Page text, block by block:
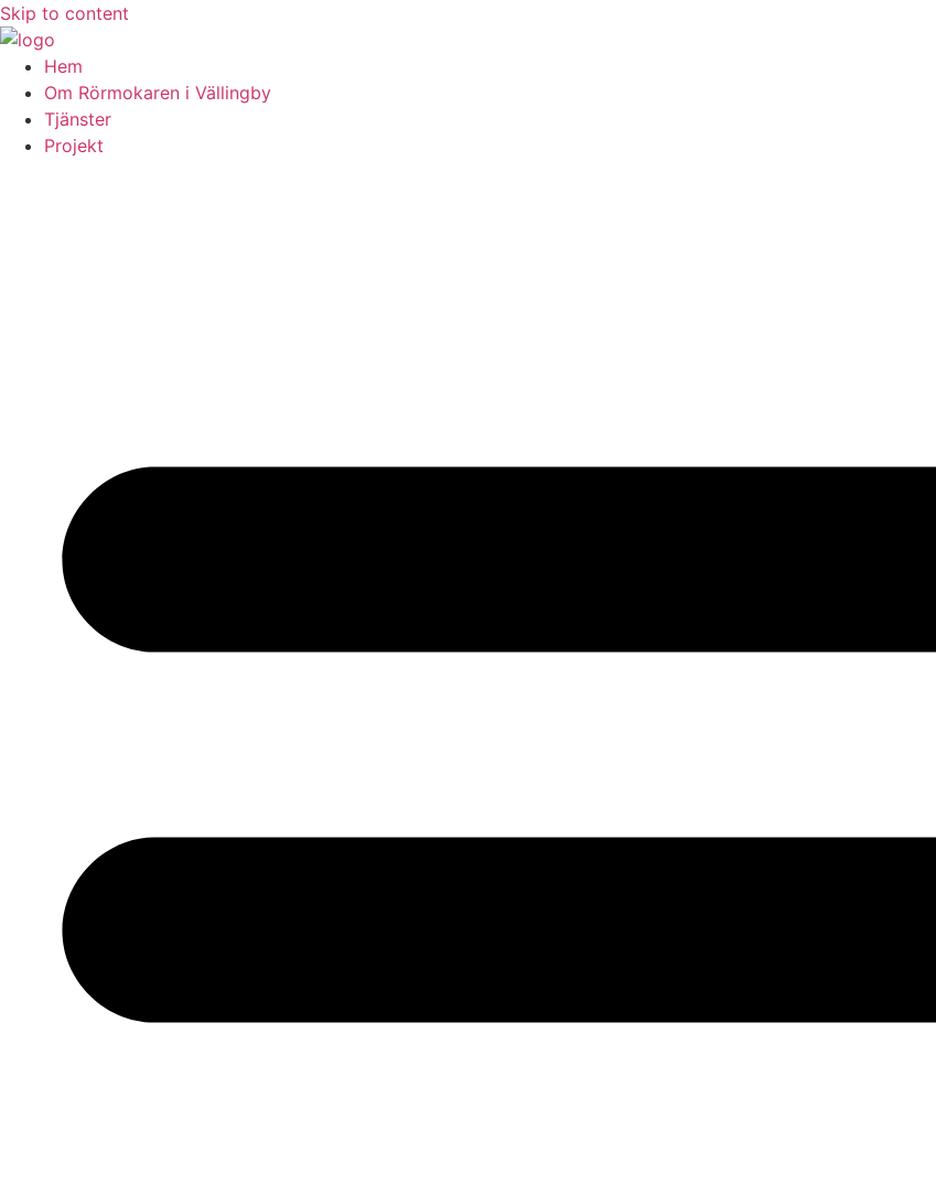
Skip to content
Hem
Om Rörmokaren i Vällingby
Tjänster
Projekt